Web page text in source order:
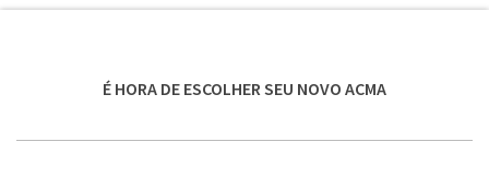
É HORA DE ESCOLHER SEU NOVO ACMA